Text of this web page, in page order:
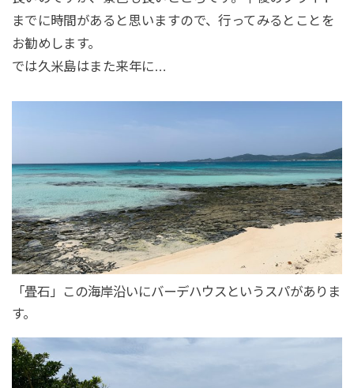
までに時間があると思いますので、行ってみるとことを
お勧めします。
では久米島はまた来年に…
「畳石」この海岸沿いにバーデハウスというスパがありま
す。